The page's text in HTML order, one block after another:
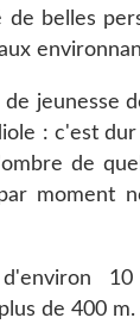
de belles
jeunesse
: c'est dur
de
moment
d'environ
de 400 m.